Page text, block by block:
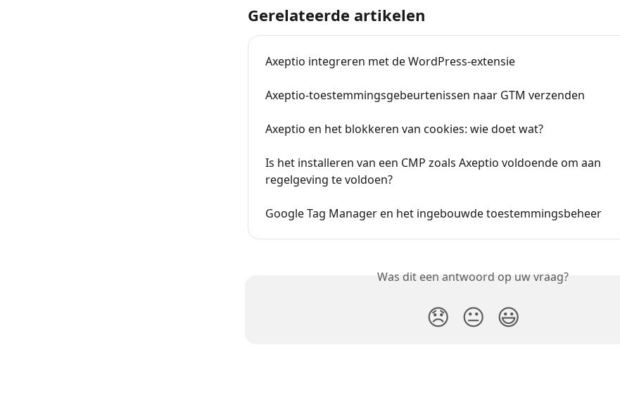
Gerelateerde artikelen
Axeptio integreren met de WordPress-extensie
Axeptio-toestemmingsgebeurtenissen naar GTM verzenden
Axeptio en het blokkeren van cookies: wie doet wat?
Is het installeren van een CMP zoals Axeptio voldoende om aan
regelgeving te voldoen?
Google Tag Manager en het ingebouwde toestemmingsbeheer
Was dit een antwoord op uw vraag?
😞 😐 😃